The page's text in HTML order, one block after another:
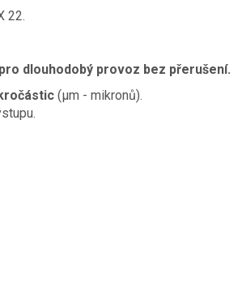
22.
dlouhodobý provoz bez přerušení.
(μm - mikronů).